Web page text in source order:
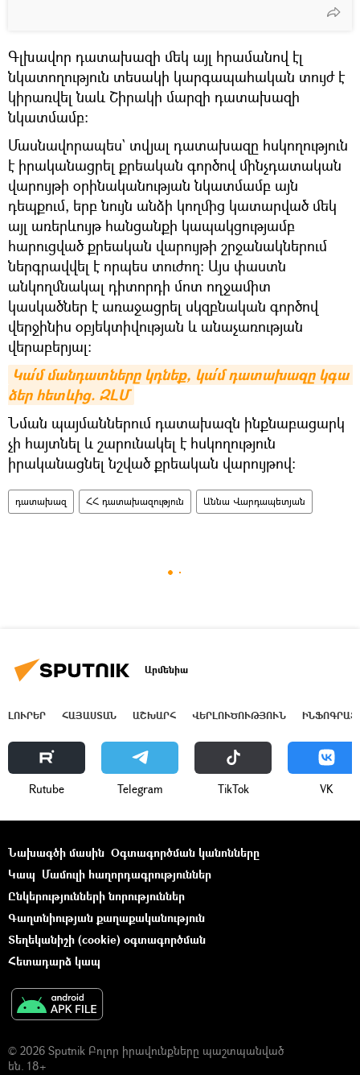
Գլխավոր դատախազի մեկ այլ հրամանով էլ
նկատողություն տեսակի կարգապահական տույժ է
կիրառվել նաև Շիրակի մարզի դատախազի
նկատմամբ։
Մասնավորապես` տվյալ դատախազը հսկողություն
է իրականացրել քրեական գործով մինչդատական
վարույթի օրինականության նկատմամբ այն
դեպքում, երբ նույն անձի կողմից կատարված մեկ
այլ առերևույթ հանցանքի կապակցությամբ
հարուցված քրեական վարույթի շրջանակներում
ներգրավվել է որպես տուժող։ Այս փաստն
անկողմնակալ դիտորդի մոտ ողջամիտ
կասկածներ է առաջացրել սկզբնական գործով
վերջինիս օբյեկտիվության և անաչառության
վերաբերյալ:
Կա՛մ մանդատները կդնեք, կա՛մ դատախազը կգա
ձեր հետևից. ԶԼՄ
Նման պայմաններում դատախազն ինքնաբացարկ
չի հայտնել և շարունակել է հսկողություն
իրականացնել նշված քրեական վարույթով:
դատախազ ՀՀ դատախազություն Աննա Վարդապետյան
Արմենիա
ԼՈՒՐԵՐ ՀԱՅԱՍՏԱՆ ԱՇԽԱՐՀ ՎԵՐԼՈՒԾՈՒԹՅՈՒՆ
Rutube Telegram ТikТоk VK
Նախագծի մասին Օգտագործման կանոնները
Կապ Մամուլի հաղորդագրություններ
Ընկերությունների նորություններ
Գաղտնիության քաղաքականություն
Տեղեկանիշի (cookie) օգտագործման
Հետադարձ կապ
© 2026 Sputnik Բոլոր իրավունքները պաշտպանված
են. 18+